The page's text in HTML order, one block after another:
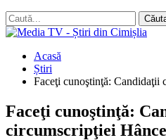
Acasă
Știri
Faceţi cunoştinţă: Candidaţii
Faceţi cunoştinţă:
circumscripţiei